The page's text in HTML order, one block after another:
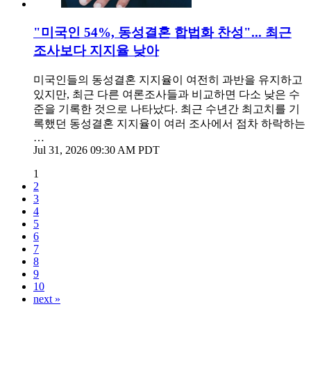
"미국인 54%, 동성결혼 합법화 찬성"... 최근
조사보다 지지율 낮아
미국인들의 동성결혼 지지율이 여전히 과반을 유지하고
있지만, 최근 다른 여론조사들과 비교하면 다소 낮은 수
준을 기록한 것으로 나타났다. 최근 수년간 최고치를 기
록했던 동성결혼 지지율이 여러 조사에서 점차 하락하는
…
Jul 31, 2026 09:30 AM PDT
1
2
3
4
5
6
7
8
9
10
next »